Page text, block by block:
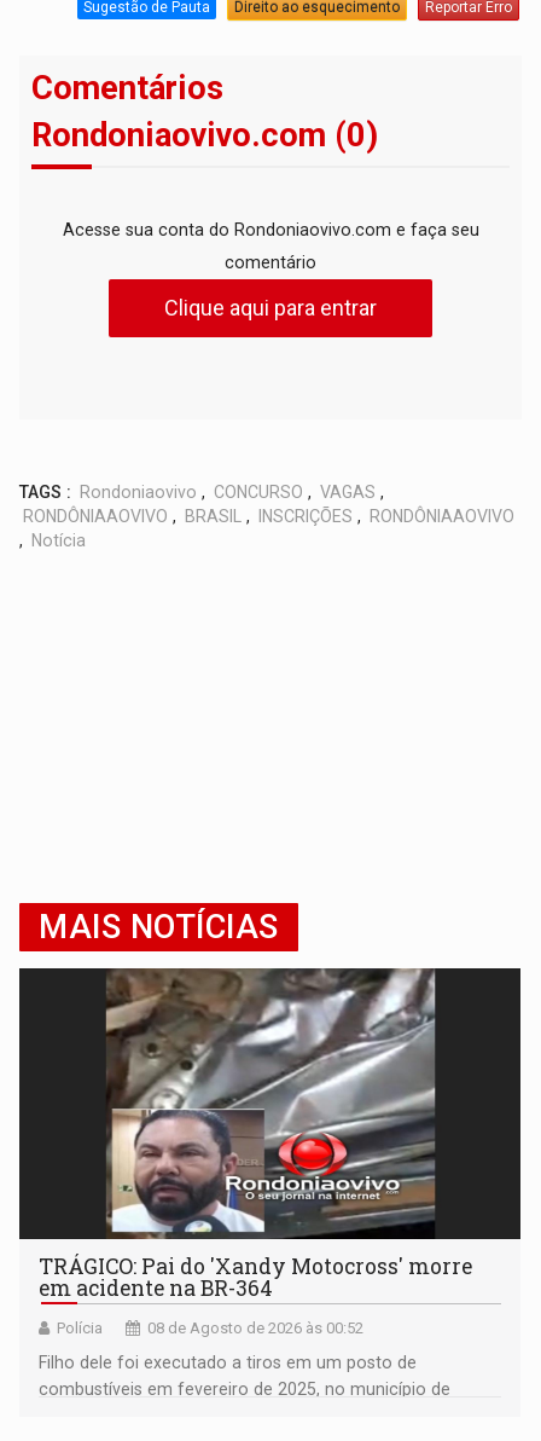
Sugestão de Pauta Direito ao esquecimento Reportar Erro
Comentários
Rondoniaovivo.com (0)
Acesse sua conta do Rondoniaovivo.com e faça seu
comentário
Clique aqui para entrar
TAGS : Rondoniaovivo , CONCURSO , VAGAS ,
RONDÔNIAAOVIVO , BRASIL , INSCRIÇÕES ,
RONDÔNIAAOVIVO
,
Notícia
MAIS NOTÍCIAS
TRÁGICO: Pai do 'Xandy Motocross' morre
em acidente na BR-364
Polícia 08 de Agosto de 2026 às 00:52
Filho dele foi executado a tiros em um posto de
combustíveis em fevereiro de 2025, no município de